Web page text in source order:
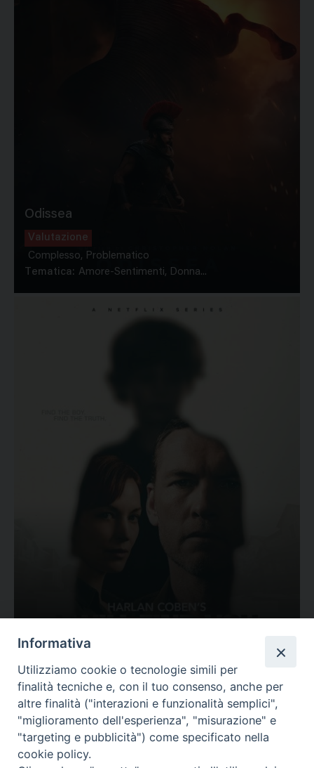
Odissea
Valutazione
Complesso, Problematico
Tematica: Amore-Sentimenti, Donna...
Valutazione
Complesso, Problematico
Tematica: Amore-Sentimenti, Carcere...
Informativa
Utilizziamo cookie o tecnologie simili per
finalità tecniche e, con il tuo consenso, anche per
altre finalità ("interazioni e funzionalità semplici",
"miglioramento dell'esperienza", "misurazione" e
"targeting e pubblicità") come specificato nella
cookie policy.